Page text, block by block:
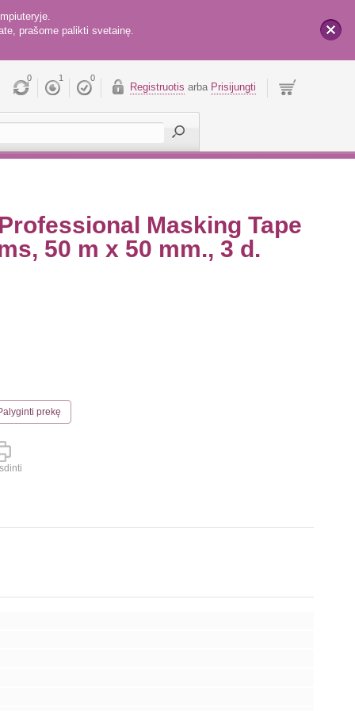
prašome palikti svetainę.
0 1 0
Registruotis arba Prisijungti
Masking Tape
50 m x 50 mm., 3 d.
prekę